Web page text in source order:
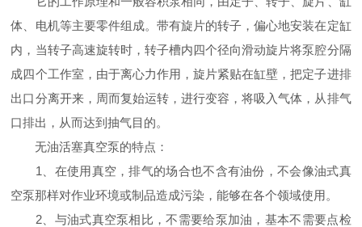
体、电机等主要零件组成。带有旋片的转子，偏心地安装在定缸
内，当转子高速旋转时，转子槽内四个径向滑动旋片将泵腔分隔
成四个工作室，由于离心力作用，旋片紧贴在缸壁，把定子进排
出口分离开来，周而复始运转，进行变容，将吸入气体，从排气
口排出，从而达到抽气目的。
无油活塞真空泵的特点：
1、在使用真空，排气的场合也不含有油份，不会像油式真
空泵那样对作业环境或制品造成污染，能够在各个领域使用。
2、与油式真空泵相比，不需要给泵加油，基本不需要点检